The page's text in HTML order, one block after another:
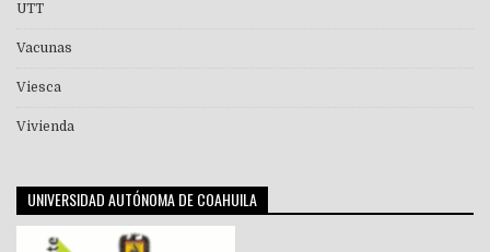
UTT
Vacunas
Viesca
Vivienda
UNIVERSIDAD AUTÓNOMA DE COAHUILA